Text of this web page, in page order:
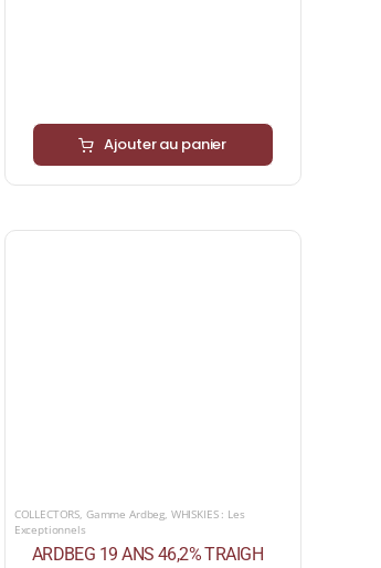
Ajouter au panier
COLLECTORS, Gamme Ardbeg, WHISKIES : Les
Exceptionnels
ARDBEG 19 ANS 46,2% TRAIGH